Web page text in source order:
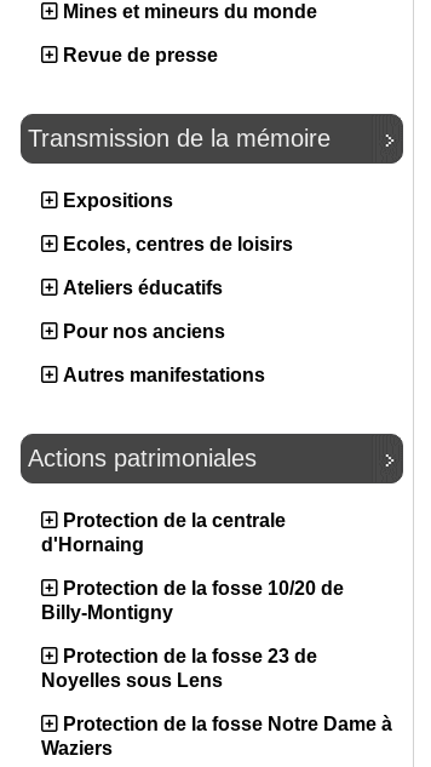
Mines et mineurs du monde
Revue de presse
Transmission de la mémoire
Expositions
Ecoles, centres de loisirs
Ateliers éducatifs
Pour nos anciens
Autres manifestations
Actions patrimoniales
Protection de la centrale
d'Hornaing
Protection de la fosse 10/20 de
Billy-Montigny
Protection de la fosse 23 de
Noyelles sous Lens
Protection de la fosse Notre Dame à
Waziers